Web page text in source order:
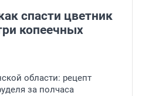
спасти цветник
копеечных
области: рецепт
за полчаса